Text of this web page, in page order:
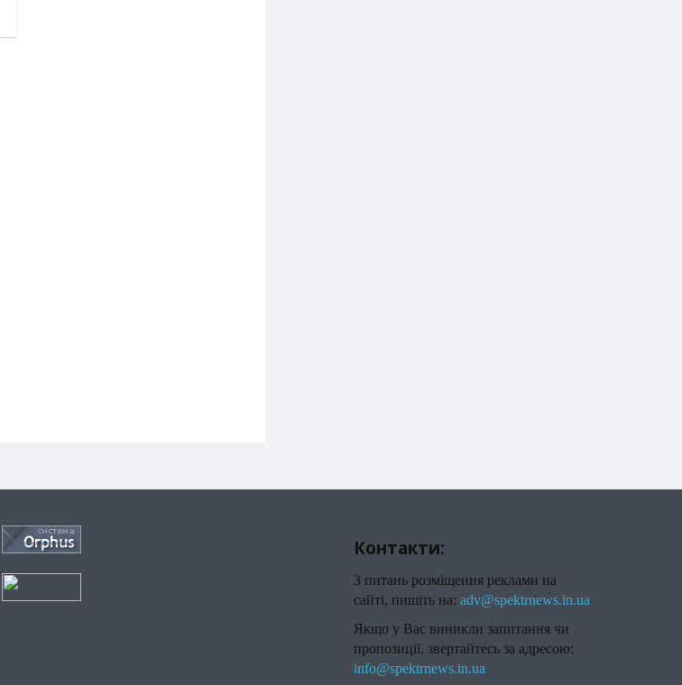
Контакти:
З питань розміщення реклами на
сайті, пишіть на: adv@spektrnews.in.ua
Якщо у Вас виникли запитання чи
пропозиції, звертайтесь за адресою:
info@spektrnews.in.ua